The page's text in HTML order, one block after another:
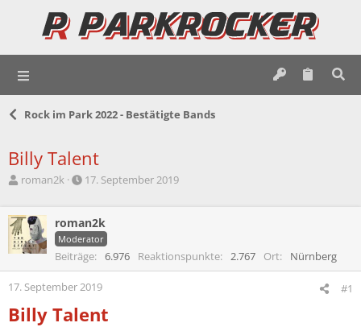
Rock im Park 2022 - Bestätigte Bands
Billy Talent
E
t
e
l
e
r
roman2k
E
t
e
l
l
t
a
m
17. September 2019
roman2k
Moderator
Beiträge 6.976 Reaktionspunkte 2.767 Ort Nürnberg
17. September 2019 #1
Billy Talent